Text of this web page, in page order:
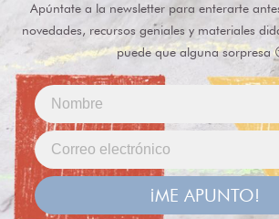
Apúntate a la newsletter para enterarte
novedades, recursos geniales y materiales
puede que alguna sorpresa
¡ME APUNTO!